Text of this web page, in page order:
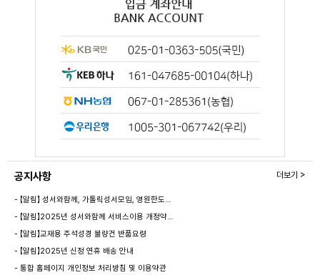
공지사항
- 【알림】 성서와함께, 가톨릭성서모임, 영원한도…
- 【알림】2025년 성서와함께 서비스이용 개정약…
- 【알림】교재용 주석성경 불량건 반품요령
- 【알림】2025년 신정 연휴 배송 안내
- 통합 홈페이지 개인정보 처리방침 및 이용약관
더보기 >